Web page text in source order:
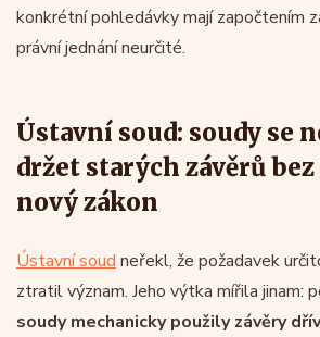
konkrétní pohledávky mají započtením
právní jednání neurčité.
Ústavní soud: soudy se
držet starých závěrů
nový zákon
Ústavní soud neřekl, že požadavek
ztratil význam. Jeho výtka mířila jinam:
soudy mechanicky použily závěry